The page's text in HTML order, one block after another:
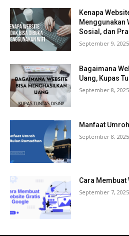
Kenapa
Menggunakan
Sosial, dan
September 9, 2025
Bagaimana
Uang, Kupas
September 8, 2025
Manfaat
September 8, 2025
Cara
September 7, 2025